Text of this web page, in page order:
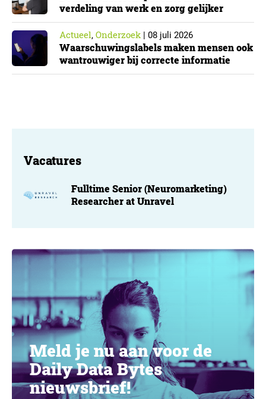
verdeling van werk en zorg gelijker
Actueel, Onderzoek| 08 juli 2026
Waarschuwingslabels maken mensen ook
wantrouwiger bij correcte informatie
Vacatures
Fulltime Senior (Neuromarketing)
Researcher at Unravel
Meld je nu aan voor de
Daily Data Bytes
nieuwsbrief!